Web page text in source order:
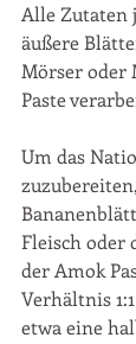
Alle Zutaten
äußere
Mörser oder
Paste
Um das
Fleisch oder
der Amok
Verhältnis
etwa eine